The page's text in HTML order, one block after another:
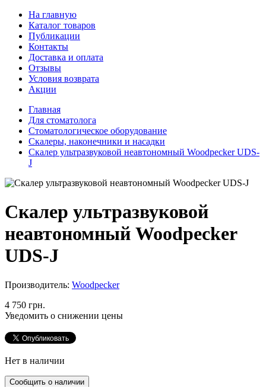
На главную
Каталог товаров
Публикации
Контакты
Доставка и оплата
Отзывы
Условия возврата
Акции
Главная
Для стоматолога
Стоматологическое оборудование
Скалеры, наконечники и насадки
Скалер ультразвуковой неавтономный Woodpecker UDS-
J
Скалер ультразвуковой
неавтономный Woodpecker
UDS-J
Производитель: Woodpecker
4 750 грн.
Уведомить о снижении цены
Нет в наличии